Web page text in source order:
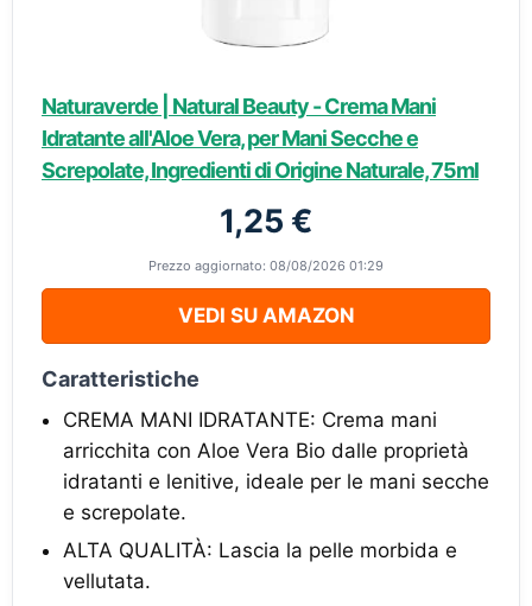
Naturaverde | Natural Beauty - Crema Mani
Idratante all'Aloe Vera, per Mani Secche e
Screpolate, Ingredienti di Origine Naturale, 75ml
1,25 €
Prezzo aggiornato: 08/08/2026 01:29
VEDI SU AMAZON
Caratteristiche
CREMA MANI IDRATANTE: Crema mani
arricchita con Aloe Vera Bio dalle proprietà
idratanti e lenitive, ideale per le mani secche
e screpolate.
ALTA QUALITÀ: Lascia la pelle morbida e
vellutata.